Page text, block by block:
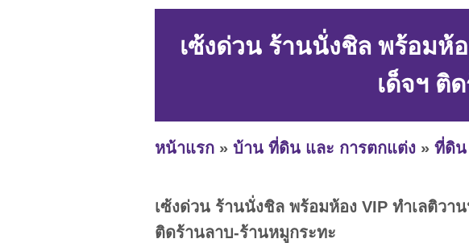
เซ้งด่วน ร้านนั่งชิล พร้อมห้
เด็จฯ ติ
หน้าแรก » บ้าน ที่ดิน และ การตกแต่ง » ที่ดิน
เซ้งด่วน ร้านนั่งชิล พร้อมห้อง VIP ทำเลติวา
ติดร้านลาบ-ร้านหมูกระทะ